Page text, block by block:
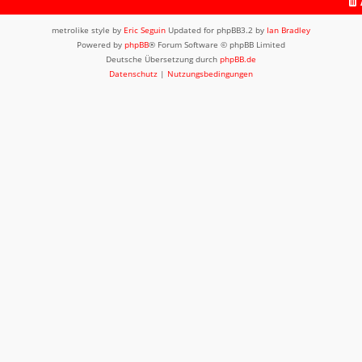
metrolike style by Eric Seguin Updated for phpBB3.2 by Ian Bradley
Powered by phpBB® Forum Software © phpBB Limited
Deutsche Übersetzung durch phpBB.de
Datenschutz | Nutzungsbedingungen